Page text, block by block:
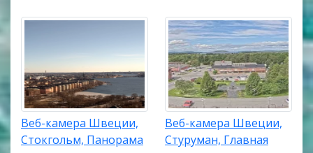
Веб-камера Швеции,
Стокгольм, Панорама
Веб-камера Швеции,
Стуруман, Главная